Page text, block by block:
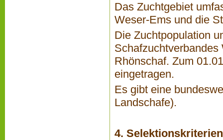
Das Zuchtgebiet
Weser-Ems und die
Die Zuchtpopulation
Schafzuchtverbandes
Rhönschaf. Zum
eingetragen.
Es gibt eine
Landschafe).
4.